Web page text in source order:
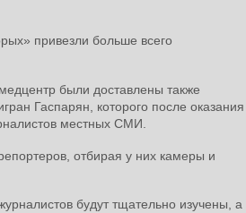
привезли больше всего
были доставлены также
Гаспарян, которого после оказания
местных СМИ.
отбирая у них камеры и
будут тщательно изучены, а